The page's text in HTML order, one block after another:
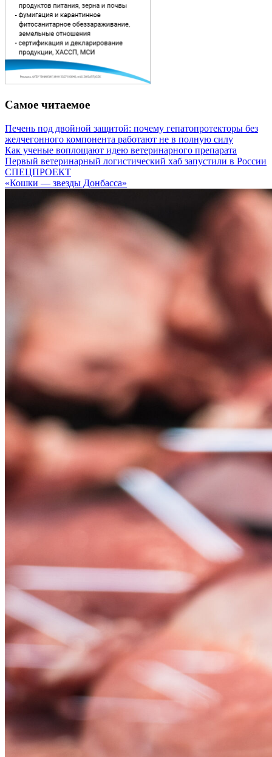
Самое читаемое
Печень под двойной защитой: почему гепатопротекторы без
желчегонного компонента работают не в полную силу
Как ученые воплощают идею ветеринарного препарата
Первый ветеринарный логистический хаб запустили в России
СПЕЦПРОЕКТ
«Кошки — звезды Донбасса»